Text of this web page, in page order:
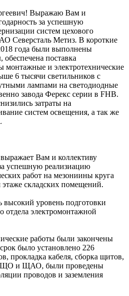
Выражаю Вам и
за успешную
систем цехового
Северсталь Метиз. В короткие
года были выполнены
обеспечена поставка
монтажные и электротехнические
6 тысячи светильников с
лампами на светодиодные
завода Ферекс серии в FHB.
затраты на
систем освещения, а так же
Вам и коллективу
успешную реализиацию
работ на мезониины круга
складских помещений.
высокий уровень подготовки
отдела электромонтажной
работы были закончены
было установлено 226
прокладка кабеля, сборка щитов,
ЩО и ЩАО, были проведены
проводов и заземления